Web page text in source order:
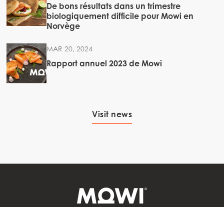
De bons résultats dans un trimestre
biologiquement difficile pour Mowi en
Norvège
MAR 20, 2024
Rapport annuel 2023 de Mowi
Visit news